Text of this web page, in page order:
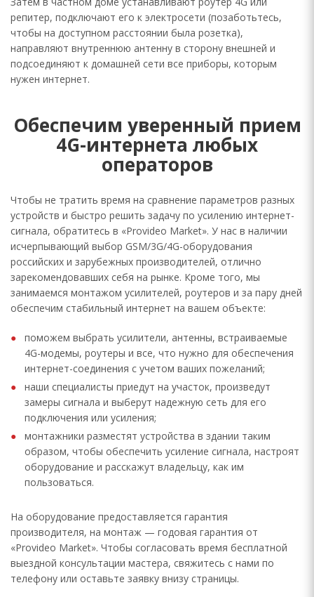
репитер, подключают его к электросети (позаботьтесь,
чтобы на доступном расстоянии была розетка),
направляют внутреннюю антенну в сторону внешней и
подсоединяют к домашней сети все приборы, которым
нужен интернет.
Обеспечим уверенный прием
4G-интернета любых
операторов
Чтобы не тратить время на сравнение параметров разных
устройств и быстро решить задачу по усилению интернет-
сигнала, обратитесь в «Provideo Market». У нас в наличии
исчерпывающий выбор GSM/3G/4G-оборудования
российских и зарубежных производителей, отлично
зарекомендовавших себя на рынке. Кроме того, мы
занимаемся монтажом усилителей, роутеров и за пару дней
обеспечим стабильный интернет на вашем объекте:
поможем выбрать усилители, антенны, встраиваемые
4G-модемы, роутеры и все, что нужно для обеспечения
интернет-соединения с учетом ваших пожеланий;
наши специалисты приедут на участок, произведут
замеры сигнала и выберут надежную сеть для его
подключения или усиления;
монтажники разместят устройства в здании таким
образом, чтобы обеспечить усиление сигнала, настроят
оборудование и расскажут владельцу, как им
пользоваться.
На оборудование предоставляется гарантия
производителя, на монтаж — годовая гарантия от
«Provideo Market». Чтобы согласовать время бесплатной
выездной консультации мастера, свяжитесь с нами по
телефону или оставьте заявку внизу страницы.